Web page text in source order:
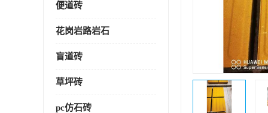
便道砖
花岗岩路岩石
盲道砖
草坪砖
pc仿石砖